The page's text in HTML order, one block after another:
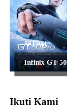
ARTIKEL
Infinix GT
Ikuti Kami